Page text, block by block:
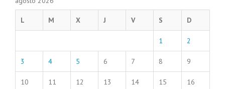
L M X J V S D
1 2
3 4 5 6 7 8 9
10 11 12 13 14 15 16